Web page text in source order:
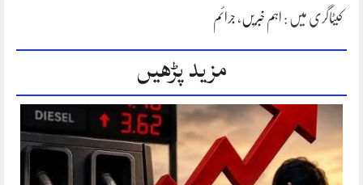
کیٹاگری میں : اہم خبریں ، جرائم
مزید پڑھیں